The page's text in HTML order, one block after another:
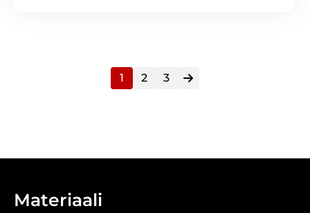
1 2 3
Materiaali